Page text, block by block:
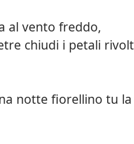
al vento freddo,
chiudi i petali
notte fiorellino tu la